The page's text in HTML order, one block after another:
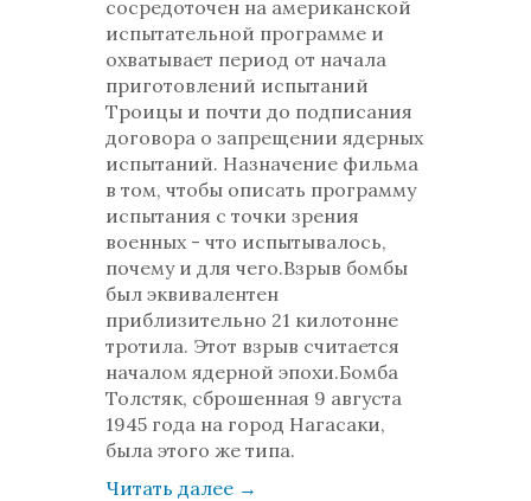
сосредоточен на американской
испытательной программе и
охватывает период от начала
приготовлений испытаний
Троицы и почти до подписания
договора о запрещении ядерных
испытаний. Назначение фильма
в том, чтобы описать программу
испытания с точки зрения
военных - что испытывалось,
почему и для чего.Взрыв бомбы
был эквивалентен
приблизительно 21 килотонне
тротила. Этот взрыв считается
началом ядерной эпохи.Бомба
Толстяк, сброшенная 9 августа
1945 года на город Нагасаки,
была этого же типа.
Читать далее →